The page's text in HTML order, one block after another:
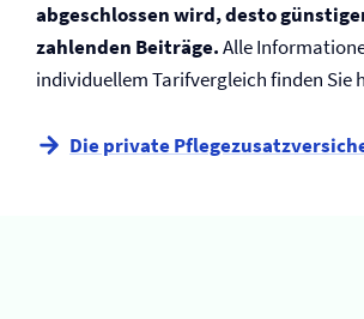
abgeschlossen wird, desto
zahlenden Beiträge.Alle
individuellem Tarifvergleich finden Sie
Die private